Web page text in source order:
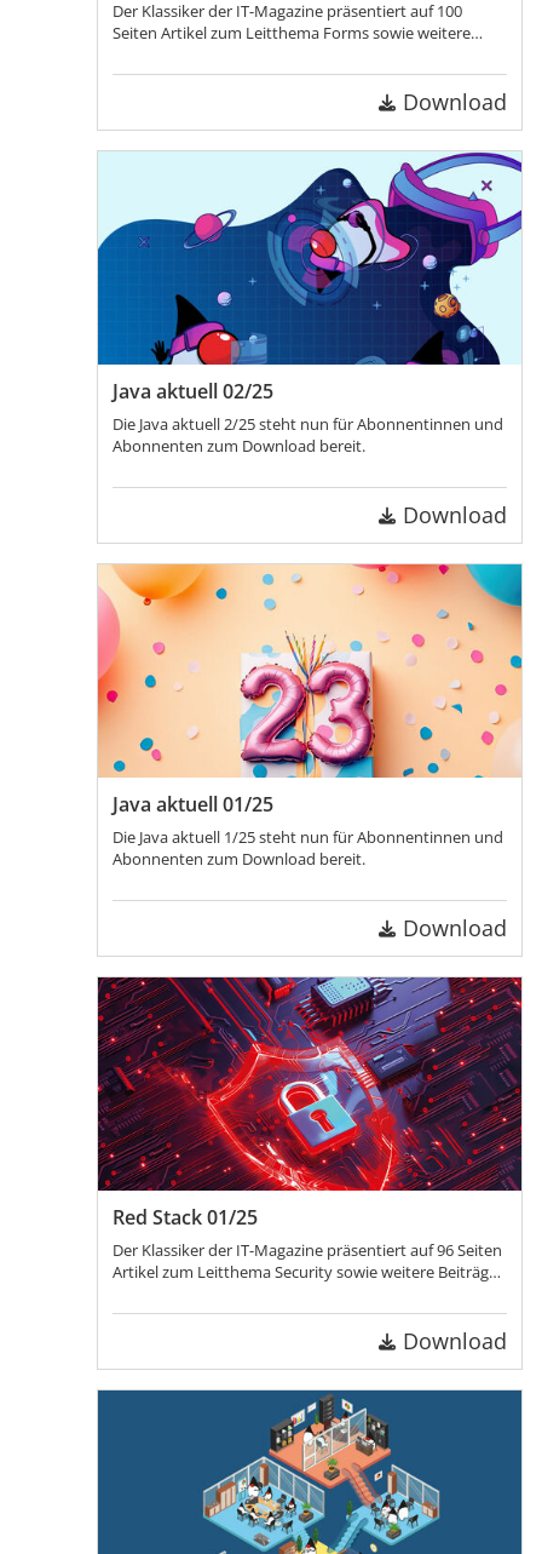
Der Klassiker der IT-Magazine präsentiert auf 100
Seiten Artikel zum Leitthema Forms sowie weitere
Code, Soft Skills, TDWI!
Download
Java aktuell 02/25
Die Java aktuell 2/25 steht nun für Abonnentinnen und
Abonnenten zum Download bereit.
Download
Java aktuell 01/25
Die Java aktuell 1/25 steht nun für Abonnentinnen und
Abonnenten zum Download bereit.
Download
Red Stack 01/25
Der Klassiker der IT-Magazine präsentiert auf 96 Seiten
Artikel zum Leitthema Security sowie weitere Beiträge
Download